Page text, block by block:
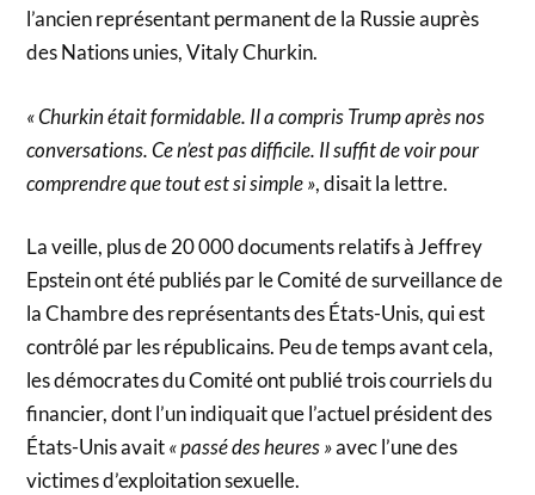
l’ancien représentant permanent de la Russie auprès
des Nations unies, Vitaly Churkin.
« Churkin était formidable. Il a compris Trump après nos
conversations. Ce n’est pas difficile. Il suffit de voir pour
comprendre que tout est si simple », disait la lettre.
La veille, plus de 20 000 documents relatifs à Jeffrey
Epstein ont été publiés par le Comité de surveillance de
la Chambre des représentants des États-Unis, qui est
contrôlé par les républicains. Peu de temps avant cela,
les démocrates du Comité ont publié trois courriels du
financier, dont l’un indiquait que l’actuel président des
États-Unis avait« passé des heures »avec l’une des
victimes d’exploitation sexuelle.